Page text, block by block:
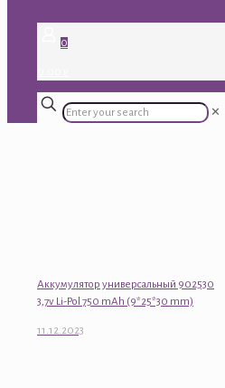
0
✕
Аккумулятор универсальный 902530
3,7v Li-Pol 750 mAh (9*25*30 mm)
11.12.2023